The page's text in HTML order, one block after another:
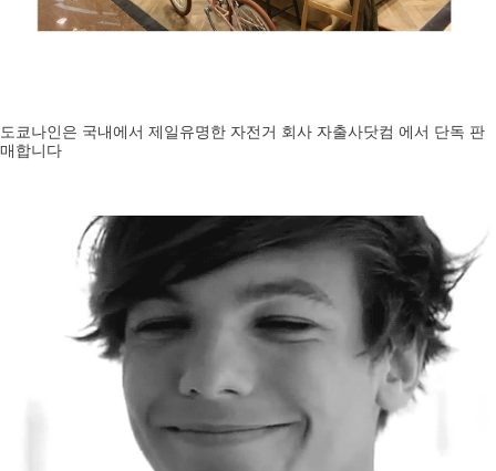
도쿄나인은 국내에서 제일유명한 자전거 회사 자출사닷컴 에서 단독 판
매합니다